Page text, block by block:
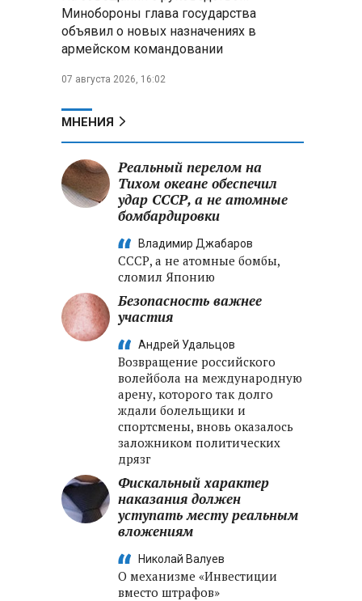
В Беларуси установили
сроки сбора брусники и клюквы:
штрафы
Александр Лукашенко
ввести их в севооборот
Российские хакеры заявили
о «документальном
ударах по территории РФ
Минобороны глава государства
объявил о новых назначениях в
армейском командовании
07 августа 2026, 16:02
МНЕНИЯ
Реальный перелом на
Тихом океане обеспечил
удар СССР, а не атомные
бомбардировки
Владимир Джабаров
СССР, а не атомные бомбы,
сломил Японию
Безопасность важнее
участия
Андрей Удальцов
Возвращение российского
волейбола на международную
арену, которого так долго
ждали болельщики и
спортсмены, вновь оказалось
заложником политических
дрязг
Фискальный характер
наказания должен
уступать месту реальным
вложениям
Николай Валуев
О механизме «Инвестиции
вместо штрафов»